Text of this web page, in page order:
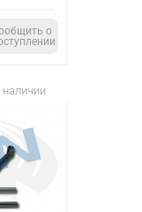
о
наличии